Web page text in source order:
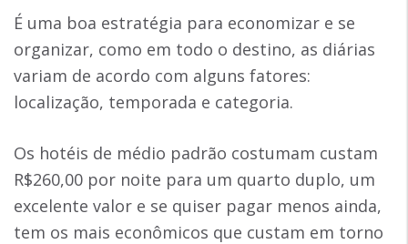
É uma boa estratégia para economizar e se
organizar, como em todo o destino, as diárias
variam de acordo com alguns fatores:
localização, temporada e categoria.
Os hotéis de médio padrão costumam custam
R$260,00 por noite para um quarto duplo, um
excelente valor e se quiser pagar menos ainda,
tem os mais econômicos que custam em torno